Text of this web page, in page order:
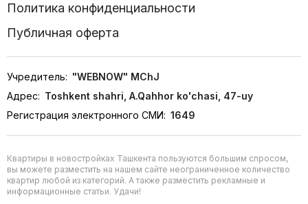
Политика конфиденциальности
Публичная оферта
Учредитель: "WEBNOW" MChJ
Адрес: Toshkent shahri, A.Qahhor ko'chasi, 47-uy
Регистрация электронного СМИ: 1649
Квартиры в новостройках Ташкента пользуются большим спросом,
вы можете разместить на нашем сайте неограниченное количество
квартир любой из категорий. А также разместить рекламные и
информационные статьи. Удачи!